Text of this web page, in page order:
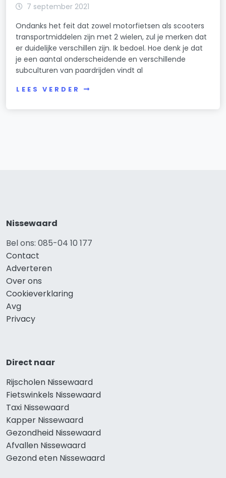
7 september 2021
Ondanks het feit dat zowel motorfietsen als scooters
transportmiddelen zijn met 2 wielen, zul je merken dat
er duidelijke verschillen zijn. Ik bedoel. Hoe denk je dat
je een aantal onderscheidende en verschillende
subculturen van paardrijden vindt al
LEES VERDER
Nissewaard
Bel ons: 085-04 10 177
Contact
Adverteren
Over ons
Cookieverklaring
Avg
Privacy
Direct naar
Rijscholen Nissewaard
Fietswinkels Nissewaard
Taxi Nissewaard
Kapper Nissewaard
Gezondheid Nissewaard
Afvallen Nissewaard
Gezond eten Nissewaard